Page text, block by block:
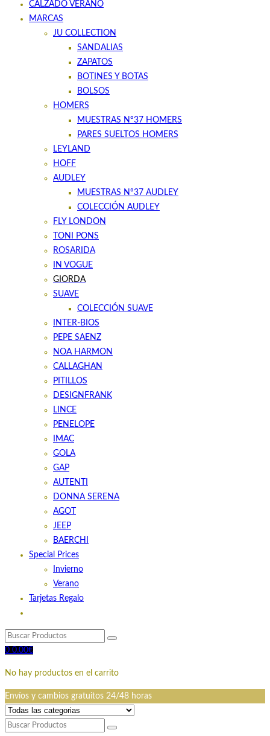
CALZADO VERANO
MARCAS
JU COLLECTION
SANDALIAS
ZAPATOS
BOTINES Y BOTAS
BOLSOS
HOMERS
MUESTRAS Nº37 HOMERS
PARES SUELTOS HOMERS
LEYLAND
HOFF
AUDLEY
MUESTRAS Nº37 AUDLEY
COLECCIÓN AUDLEY
FLY LONDON
TONI PONS
ROSARIDA
IN VOGUE
GIORDA
SUAVE
COLECCIÓN SUAVE
INTER-BIOS
PEPE SAENZ
NOA HARMON
CALLAGHAN
PITILLOS
DESIGNFRANK
LINCE
PENELOPE
IMAC
GOLA
GAP
AUTENTI
DONNA SERENA
AGOT
JEEP
BAERCHI
Special Prices
Invierno
Verano
Tarjetas Regalo
0 0.00€
No hay productos en el carrito
Envíos y cambios gratuitos 24/48 horas